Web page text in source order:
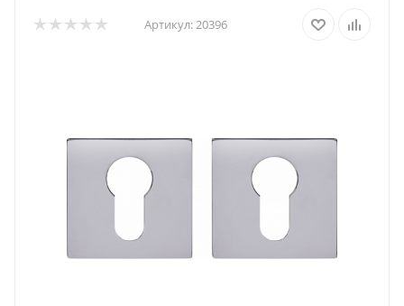
Артикул:20396